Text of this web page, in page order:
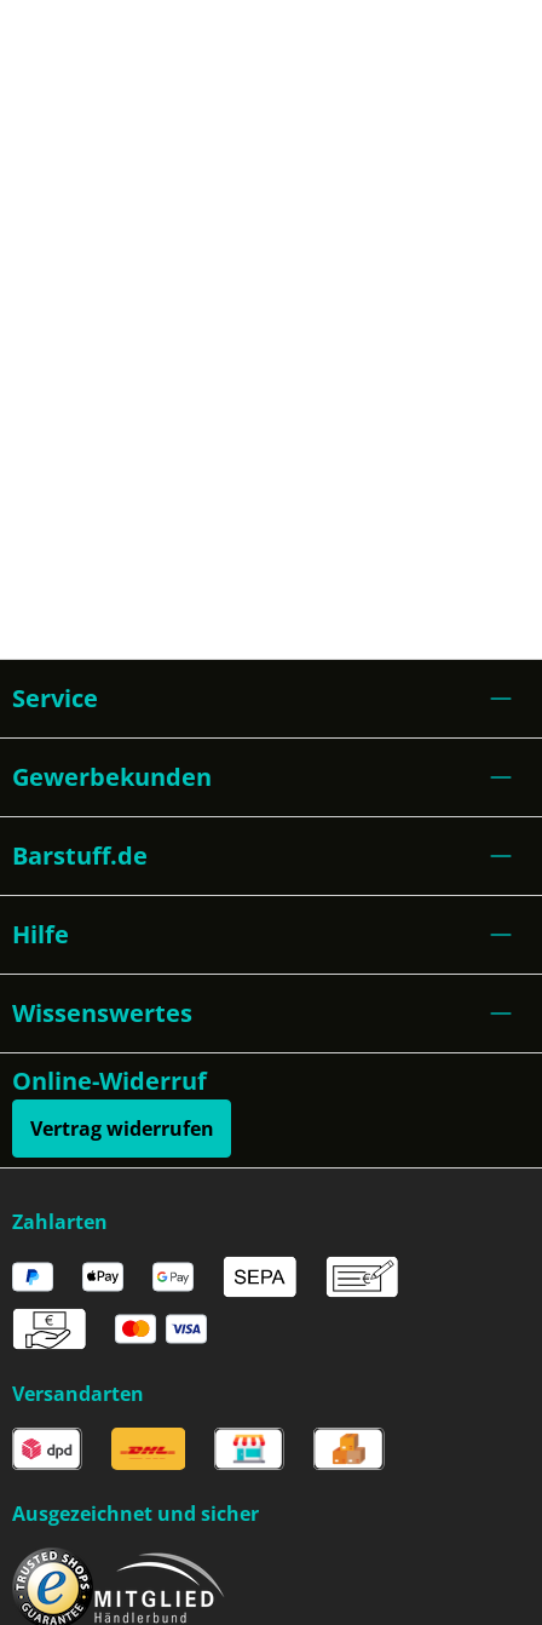
Service
Gewerbekunden
Barstuff.de
Hilfe
Wissenswertes
Online-Widerruf
Vertrag widerrufen
Zahlarten
Versandarten
Ausgezeichnet und sicher